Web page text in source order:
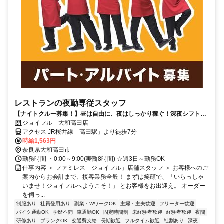
レストランの夜勤専従スタッフ
【ナイトクルー募集！】昼は自由に、夜はしっかり稼ぐ！深夜シフトで
安定収入をゲット♪履歴書不要です◎
ジョイフル 大和高田店
アクセス JR桜井線「高田駅」より徒歩7分
時給1,563円
奈良県大和高田市
勤務時間 ・0:00～9:00(実働8時間) ☆週3日～勤務OK
仕事内容 ＜ ファミレス「ジョイフル」店舗スタッフ ＞ お客様へのご
案内からお会計まで、接客業務全般！ まずは笑顔で、「いらっしゃ
いませ！ジョイフルへようこそ！」 とお客様をお出迎え。 オーダー
を伺っ...
制服あり 社員登用あり 副業・WワークOK 主婦・主夫歓迎
フリーター歓迎
バイク通勤OK
学歴不問 車通勤OK 固定時間制 未経験者歓迎 経験者歓迎
夜間
研修あり
ブランクOK 交通費支給 長期歓迎 フルタイム歓迎 社割あり
深夜